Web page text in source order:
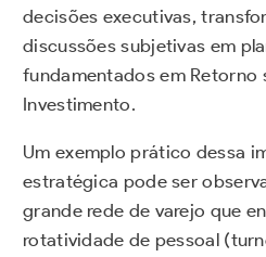
decisões executivas,
discussões subjetivas em
fundamentados em Retorno
Investimento.
Um exemplo prático dessa
estratégica pode ser
grande rede de varejo que
rotatividade de pessoal